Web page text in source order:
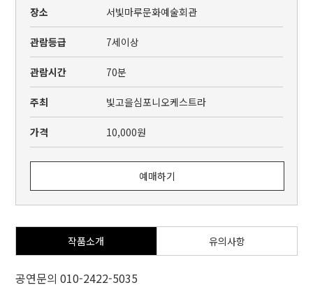
장소 서빛마루문화예술회관
관람등급 7세이상
관람시간 70분
주최 빛고을심포니오케스트라
가격 10,000원
예매하기
작품소개 유의사항
공연문의 010-2422-5035